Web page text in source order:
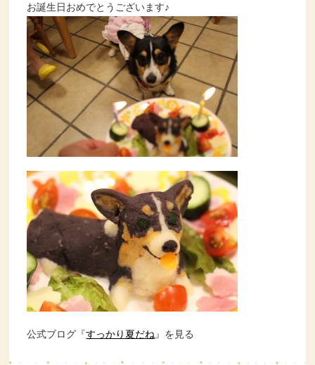
お誕生日おめでとうございます♪
公式ブログ『すっかり夏だね 』を見る